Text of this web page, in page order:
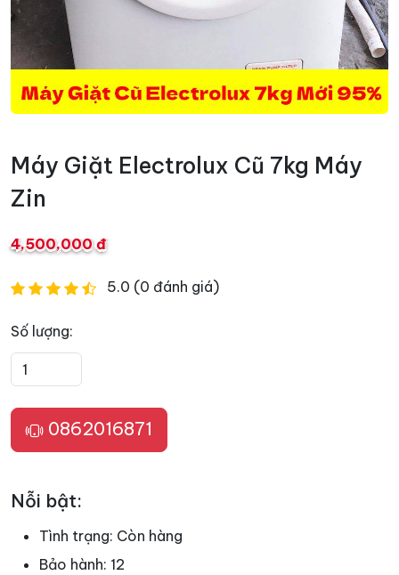
Máy Giặt Electrolux Cũ 7kg Máy
Zin
4,500,000 đ
5.0 (0 đánh giá)
Số lượng:
0862016871
Nỗi bật:
Tình trạng: Còn hàng
Bảo hành: 12